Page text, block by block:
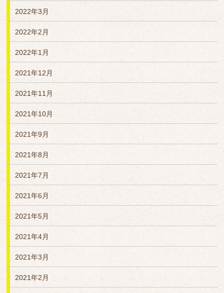
2022年3月
2022年2月
2022年1月
2021年12月
2021年11月
2021年10月
2021年9月
2021年8月
2021年7月
2021年6月
2021年5月
2021年4月
2021年3月
2021年2月